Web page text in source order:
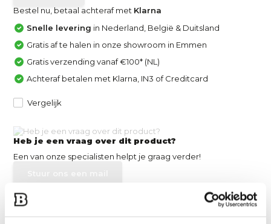
Bestel nu, betaal achteraf met Klarna
Snelle levering in Nederland, België & Duitsland
Gratis af te halen in onze showroom in Emmen
Gratis verzending vanaf €100* (NL)
Achteraf betalen met Klarna, IN3 of Creditcard
Vergelijk
Heb je een vraag over dit product?
Een van onze specialisten helpt je graag verder!